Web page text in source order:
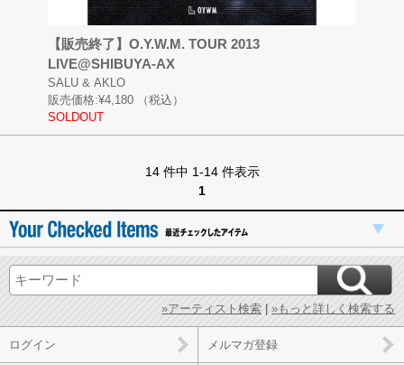
【販売終了】O.Y.W.M. TOUR 2013
LIVE@SHIBUYA-AX
SALU & AKLO
販売価格:¥4,180
（税込）
SOLDOUT
14 件中 1-14 件表示
1
»アーティスト検索 | »もっと詳しく検索する
ログイン メルマガ登録